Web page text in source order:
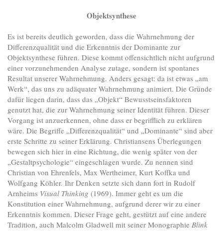
Objektsynthese
Es ist bereits deutlich geworden, dass die Wahrnehmung der
Differenzqualität und die Erkenntnis der Dominante zur
Objektsynthese führen. Diese kommt offensichtlich nicht aufgrund
einer vorzunehmenden Analyse zutage, sondern ist spontanes
Resultat unserer Wahrnehmung. Anders gesagt: da ist etwas „am
Werk“, das uns zu adäquater Wahrnehmung animiert. Die Gründe
dafür liegen darin, dass das „Objekt“ Bewusstseinsfaktoren
genutzt hat, die zur Wahrnehmung seiner Identität führen. Dieser
Vorgang ist anzuerkennen, ohne dass er begrifflich zu erklären
wäre. Die Begriffe „Differenzqualität“ und „Dominante“ sind aber
erste Schritte zu seiner Erklärung. Christiansens Überlegungen
bewegen sich hier in eine Richtung, die wenig später von der
„Gestaltpsychologie“ eingeschlagen wurde. Zu nennen sind
Christian von Ehrenfels, Max Wertheimer, Kurt Koffka und
Wolfgang Köhler. Ihr Denken setzte sich dann fort in Rudolf
Arnheims Visual Thinking (1969). Immer geht es um die
Konstitution einer Wahrnehmung, aufgrund derer wir zu einer
Erkenntnis kommen. Dieser Frage geht, gestützt auf eine andere
Tradition, auch Malcolm Gladwell mit seiner Monographie Blink